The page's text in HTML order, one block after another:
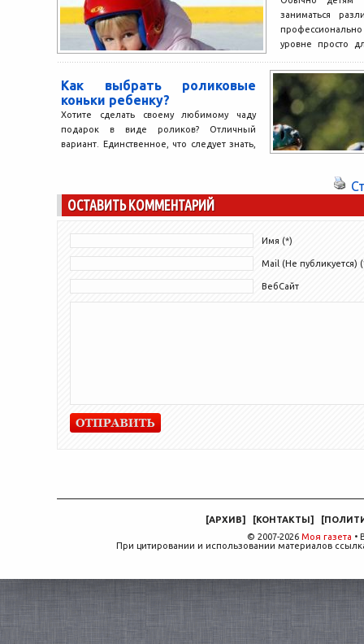
заниматься
уровне просто
Как выбрать роликовые
коньки ребенку?
Хотите сделать своему любимому чаду
подарок в виде роликов? Отличный
вариант. Единственное, что следует знать,
ОСТАВИТЬ КОММЕНТАРИЙ
Имя (*)
Mail (Не публикуется)
ВебСайт
[АРХИВ] [КОНТАКТЫ] [
© 2007-2026 Моя газета •
При цитировании и использовании материалов